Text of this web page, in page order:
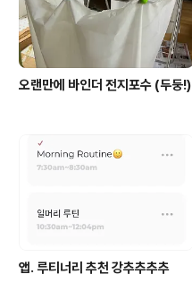
오랜만에 바인더 전지포수 (두둥!)
앱. 루티너리 추천 강추추추추